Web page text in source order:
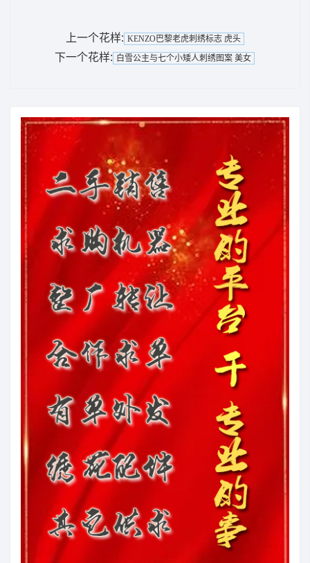
上一个花样: KENZO巴黎老虎刺绣标志 虎头
下一个花样: 白雪公主与七个小矮人刺绣图案 美女